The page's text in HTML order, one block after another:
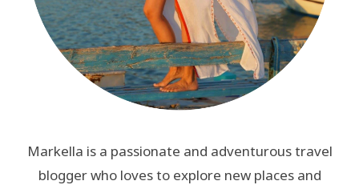
Markella is a passionate and adventurous travel
blogger who loves to explore new places and